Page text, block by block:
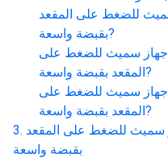
للضغط على المقعد
بقبضة واسعة?
جهاز سميث للضغط على
المقعد بقبضة واسعة?
جهاز سميث للضغط على
المقعد بقبضة واسعة?
سميث للضغط على المقعد
بقبضة واسعة